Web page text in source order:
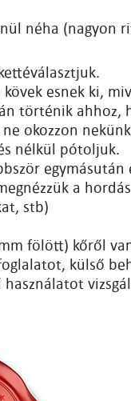
néha (nagyon
kövek esnek ki,
történik ahhoz,
okozzon
nélkül pótoljuk.
a
stb)
fölött) kőről
külső